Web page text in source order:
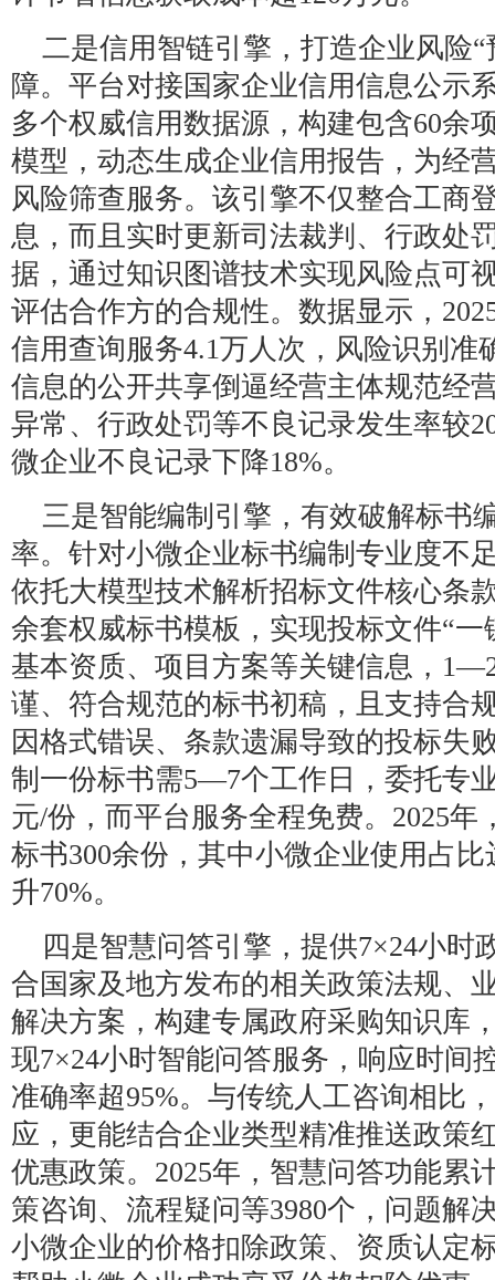
二是信用智链引擎，打造企业风险
障。平台对接国家企业信用信息公示
多个权威信用数据源，构建包含60余
模型，动态生成企业信用报告，为经
风险筛查服务。该引擎不仅整合工商
息，而且实时更新司法裁判、行政处
据，通过知识图谱技术实现风险点可
评估合作方的合规性。数据显示，
信用查询服务4.1万人次，风险识别准
信息的公开共享倒逼经营主体规范经
异常、行政处罚等不良记录发生率较
微企业不良记录下降18%。
三是智能编制引擎，有效破解标书
率。针对小微企业标书编制专业度不
依托大模型技术解析招标文件核心条
余套权威标书模板，实现投标文件“
基本资质、项目方案等关键信息，
谨、符合规范的标书初稿，且支持合
因格式错误、条款遗漏导致的投标失
制一份标书需5—7个工作日，委托专
元/份，而平台服务全程免费。2025年
标书300余份，其中小微企业使用占
升70%。
四是智慧问答引擎，提供7×24小时
合国家及地方发布的相关政策法规、
解决方案，构建专属政府采购知识库
现7×24小时智能问答服务，响应时间
准确率超95%。与传统人工咨询相比
应，更能结合企业类型精准推送政策
优惠政策。2025年，智慧问答功能累
策咨询、流程疑问等3980个，问题解
小微企业的价格扣除政策、资质认定